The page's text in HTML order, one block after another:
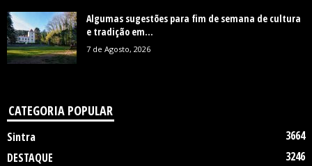
Algumas sugestões para fim de semana de cultura
e tradição em...
7 de Agosto, 2026
CATEGORIA POPULAR
Sintra
3664
DESTAQUE
3246